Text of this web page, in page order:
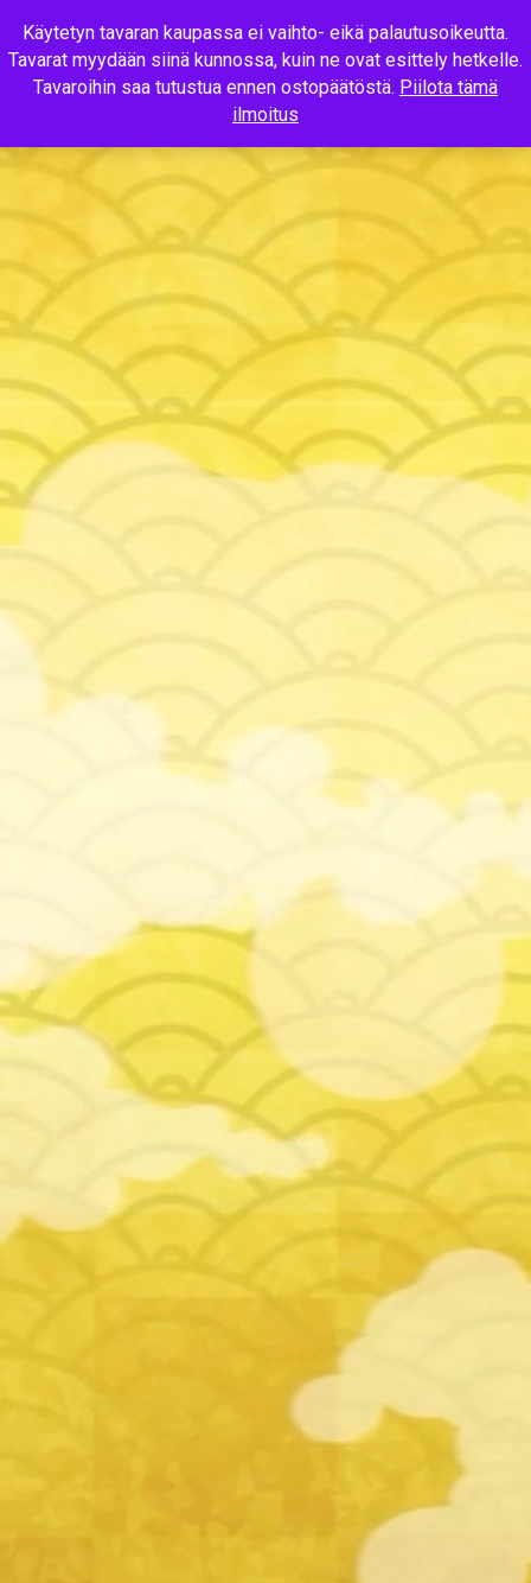
MENU
Käytetyn tavaran kaupassa ei vaihto- eikä palautusoikeutta.
Tavarat myydään siinä kunnossa, kuin ne ovat esittely hetkelle.
Tavaroihin saa tutustua ennen ostopäätöstä. Piilota tämä
ilmoitus